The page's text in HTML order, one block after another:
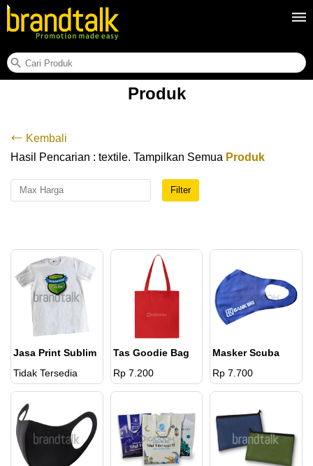
Produk
Kembali
Hasil Pencarian : textile. Tampilkan Semua Produk
Jasa Print Sublim
Tidak Tersedia
Tas Goodie Bag
Rp 7.200
Masker Scuba
Rp 7.700